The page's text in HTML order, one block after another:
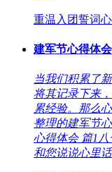
重温入团誓词
建军节心得体会
当我们积累了
将其记录下来
累经验。那么
整理的建军节
心得体会 篇1
和您说说心里